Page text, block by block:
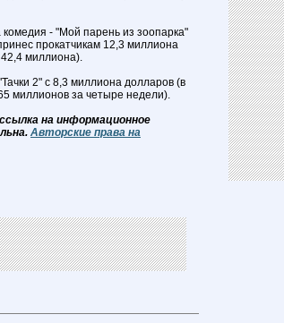
- "Мой парень из зоопарка"
прокатчикам 12,3 миллиона
42,4 миллиона).
2" с 8,3 миллиона долларов (в
миллионов за четыре недели).
на информационное
Авторские права на